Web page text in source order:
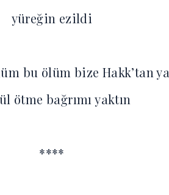
yüreğin ezildi
bu ölüm bize Hakk’tan
ötme bağrımı yaktın
****